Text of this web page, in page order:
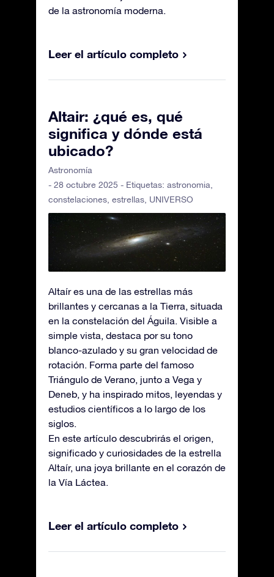
de la astronomía moderna.
Leer el artículo completo
Altair: ¿qué es, qué
significa y dónde está
ubicado?
Astronomía
- 28 octubre 2025 - Etiquetas: astronomia
constelaciones estrellas UNIVERSO
Altaír es una de las estrellas más
brillantes y cercanas a la Tierra, situada
en la constelación del Águila. Visible a
simple vista, destaca por su tono
blanco-azulado y su gran velocidad de
rotación. Forma parte del famoso
Triángulo de Verano, junto a Vega y
Deneb, y ha inspirado mitos, leyendas y
estudios científicos a lo largo de los
siglos.
En este artículo descubrirás el origen,
significado y curiosidades de la estrella
Altaír, una joya brillante en el corazón de
la Vía Láctea.
Leer el artículo completo